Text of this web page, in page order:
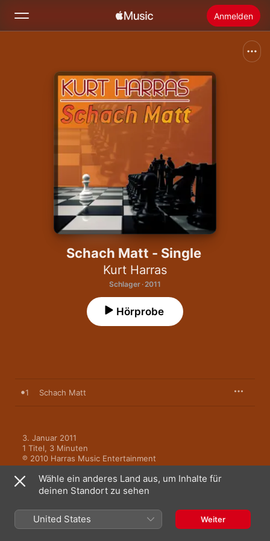
Anmelden
Startseite
Apple Music installieren
Schach Matt - Single
Kurt Harras
Schlager · 2011
Hörprobe
1 Schach Matt
3. Januar 2011
1 Titel, 3 Minuten
℗ 2010 Harras Music Entertainment
Mehr von Kurt Harras
Wähle ein anderes Land aus, um Inhalte für
deinen Standort zu sehen
United States Weiter